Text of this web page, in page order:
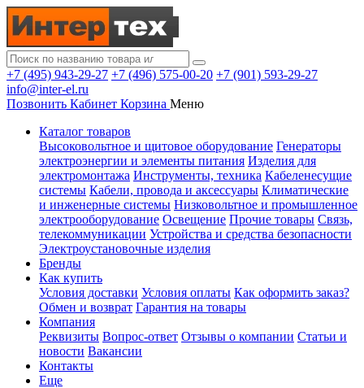
+7 (495) 943-29-27 +7 (496) 575-00-20 +7 (901) 593-29-27
info@inter-el.ru
Позвонить Кабинет Корзина Меню
Каталог товаров
Высоковольтное и щитовое оборудование Генераторы
электроэнергии и элементы питания Изделия для
электромонтажа Инструменты, техника Кабеленесущие
системы Кабели, провода и аксессуары Климатические
и инженерные системы Низковольтное и промышленное
электрооборудование Освещение Прочие товары Связь,
телекоммуникации Устройства и средства безопасности
Электроустановочные изделия
Бренды
Как купить
Условия доставки Условия оплаты Как оформить заказ?
Обмен и возврат Гарантия на товары
Компания
Реквизиты Вопрос-ответ Отзывы о компании Статьи и
новости Вакансии
Контакты
Еще